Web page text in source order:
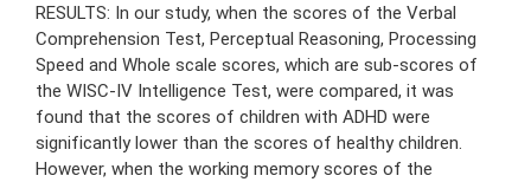
RESULTS: In our study, when the scores of the Verbal
Comprehension Test, Perceptual Reasoning, Processing
Speed and Whole scale scores, which are sub-scores of
the WISC-IV Intelligence Test, were compared, it was
found that the scores of children with ADHD were
significantly lower than the scores of healthy children.
However, when the working memory scores of the